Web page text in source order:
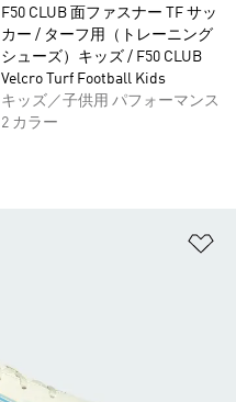
F50 CLUB 面ファスナー TF サッ
カー / ターフ用（トレーニング
シューズ）キッズ / F50 CLUB
Velcro Turf Football Kids
キッズ／子供用 パフォーマンス
2 カラー